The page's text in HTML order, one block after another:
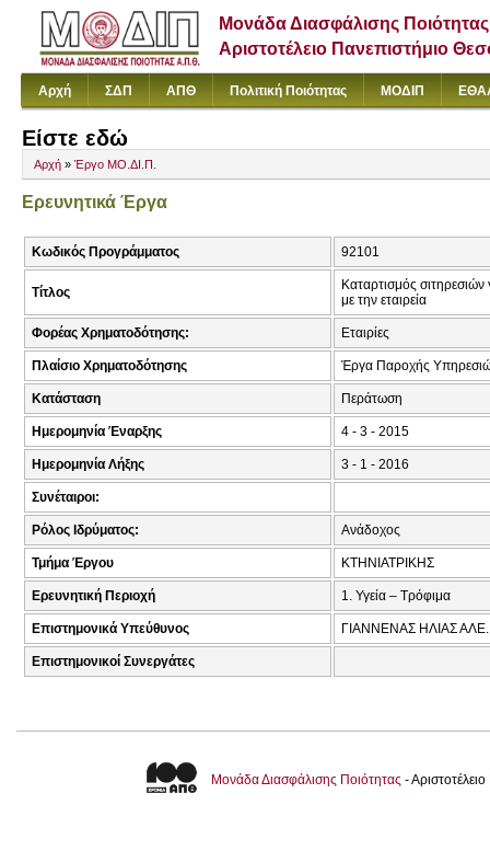
Μονάδα Διασφάλισης Ποιότητας
Αριστοτέλειο Πανεπιστήμιο
Αρχή ΣΔΠ ΑΠΘ Πολιτική Ποιότητας ΜΟΔΙΠ
Είστε εδώ
Αρχή » Έργο ΜΟ.ΔΙ.Π.
Ερευνητικά Έργα
Κωδικός Προγράμματος 92101
Τίτλος
Καταρτισμός
με την εταιρεία
Φορέας Χρηματοδότησης: Εταιρίες
Πλαίσιο Χρηματοδότησης Έργα Παροχής
Κατάσταση Περάτωση
Ημερομηνία Έναρξης 4 - 3 - 2015
Ημερομηνία Λήξης 3 - 1 - 2016
Συνέταιροι:
Ρόλος Ιδρύματος: Ανάδοχος
Τμήμα Έργου ΚΤΗΝΙΑΤΡΙΚΗΣ
Ερευνητική Περιοχή 1. Υγεία – Τρόφιμα
Επιστημονικά Υπεύθυνος ΓΙΑΝΝΕΝΑΣ ΗΛΙΑΣ ΑΛΕ.
Επιστημονικοί Συνεργάτες
Μονάδα Διασφάλισης Ποιότητας -